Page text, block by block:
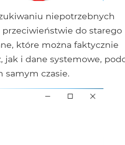
niepotrzebnych
do starego
które można faktycznie
jak i dane systemowe,
samym czasie.